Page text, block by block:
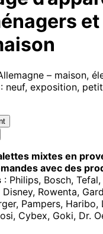
– maison,
neuf, exposition,
mixtes en
avec des
: Philips, Bosch, Tefal,
Rowenta,
Pampers, Haribo,
Cybex, Goki, Dr.